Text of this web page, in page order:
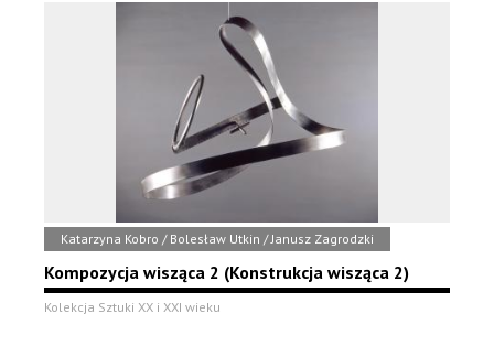
Katarzyna Kobro / Bolesław Utkin / Janusz Zagrodzki
Kompozycja wisząca 2 (Konstrukcja wisząca 2)
Kolekcja Sztuki XX i XXI wieku